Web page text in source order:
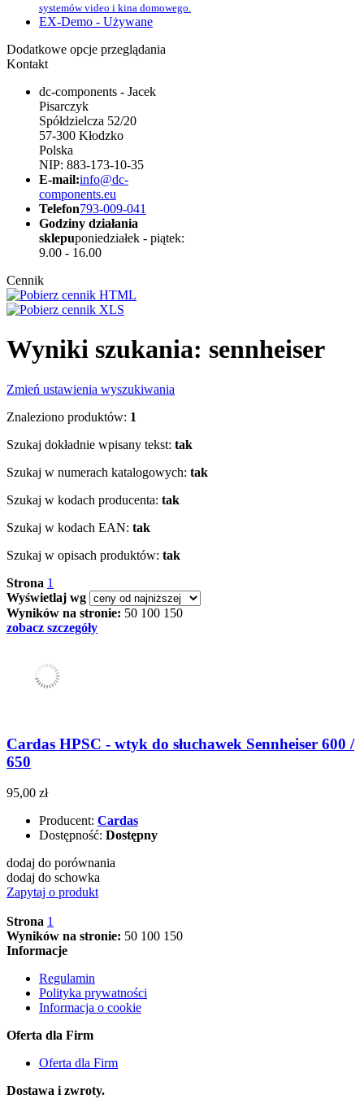
systemów video i kina domowego.
EX-Demo - Używane
Dodatkowe opcje przeglądania
Kontakt
dc-components - Jacek
Pisarczyk
Spółdzielcza 52/20
57-300 Kłodzko
Polska
NIP: 883-173-10-35
E-mail:info@dc-
components.eu
Telefon793-009-041
Godziny działania
sklepuponiedziałek - piątek:
9.00 - 16.00
Cennik
Wyniki szukania: sennheiser
Zmień ustawienia wyszukiwania
Znaleziono produktów: 1
Szukaj dokładnie wpisany tekst: tak
Szukaj w numerach katalogowych: tak
Szukaj w kodach producenta: tak
Szukaj w kodach EAN: tak
Szukaj w opisach produktów: tak
Strona 1
Wyświetlaj wg
Wyników na stronie: 50 100 150
zobacz szczegóły
Cardas HPSC - wtyk do słuchawek Sennheiser 600 /
650
95,00 zł
Producent: Cardas
Dostępność: Dostępny
dodaj do porównania
dodaj do schowka
Zapytaj o produkt
Strona 1
Wyników na stronie: 50 100 150
Informacje
Regulamin
Polityka prywatności
Informacja o cookie
Oferta dla Firm
Oferta dla Firm
Dostawa i zwroty.